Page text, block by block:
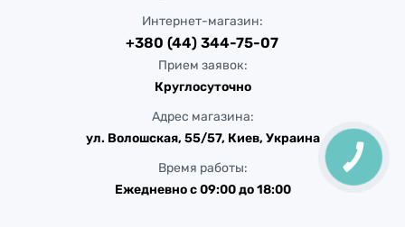
Интернет-магазин:
+380 (44) 344-75-07
Прием заявок:
Круглосуточно
Адрес магазина:
ул. Волошская, 55/57, Киев, Украина
Время работы:
Ежедневно с 09:00 до 18:00
КНОПКА
ЗВ'ЯЗКУ